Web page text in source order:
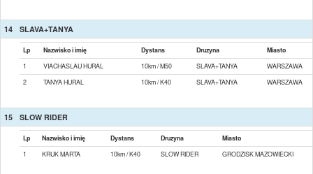
14 SLAVA+TANYA
Lp Nazwisko i imię Dystans Druzyna
Miasto
1
VIACHASLAU HURAL 10km / M50 SLAVA+TANYA
WARSZAWA
2
TANYA HURAL 10km / K40 SLAVA+TANYA WARSZAWA
15 SLOW RIDER
Lp Nazwisko i imię Dystans Druzyna
Miasto
1
KRUK MARTA 10km / K40 SLOW RIDER GRODZISK MAZOWIECKI